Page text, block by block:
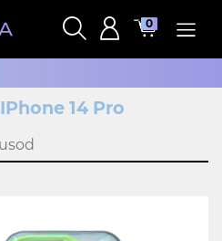
0
IPhone 14 Pro